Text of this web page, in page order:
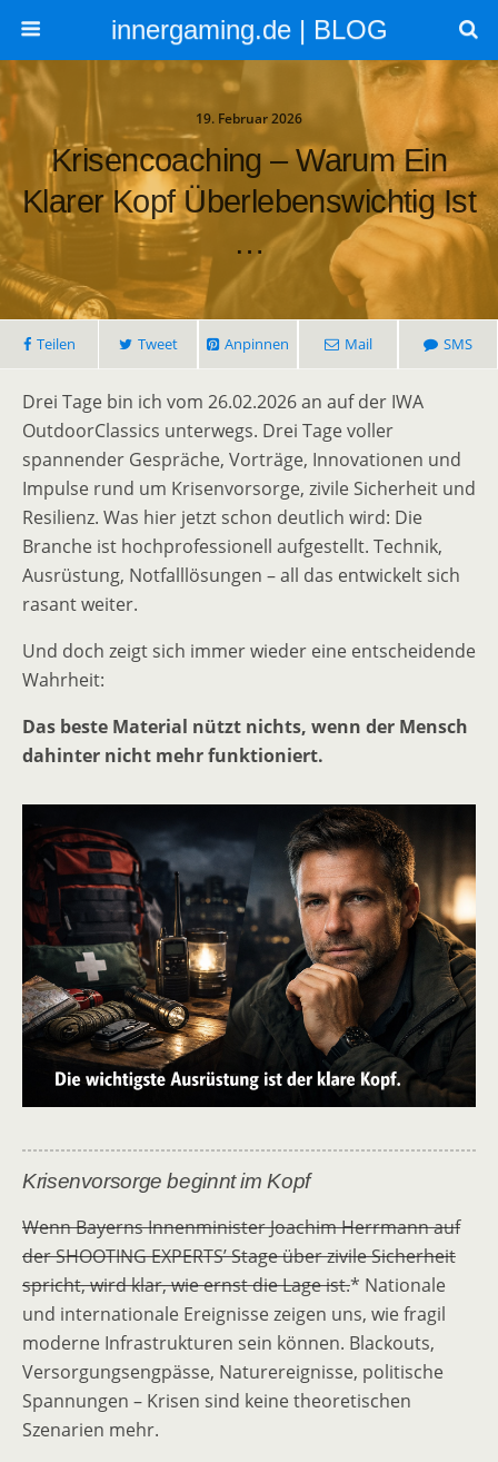
innergaming.de | BLOG
19. Februar 2026
Krisencoaching – Warum Ein
Klarer Kopf Überlebenswichtig Ist
…
Teilen Tweet Anpinnen Mail SMS
Drei Tage bin ich vom 26.02.2026 an auf der IWA
OutdoorClassics unterwegs. Drei Tage voller
spannender Gespräche, Vorträge, Innovationen und
Impulse rund um Krisenvorsorge, zivile Sicherheit und
Resilienz. Was hier jetzt schon deutlich wird: Die
Branche ist hochprofessionell aufgestellt. Technik,
Ausrüstung, Notfalllösungen – all das entwickelt sich
rasant weiter.
Und doch zeigt sich immer wieder eine entscheidende
Wahrheit:
Das beste Material nützt nichts, wenn der Mensch
dahinter nicht mehr funktioniert.
Krisenvorsorge beginnt im Kopf
Wenn Bayerns Innenminister Joachim Herrmann auf
der SHOOTING EXPERTS’ Stage über zivile Sicherheit
spricht, wird klar, wie ernst die Lage ist.* Nationale
und internationale Ereignisse zeigen uns, wie fragil
moderne Infrastrukturen sein können. Blackouts,
Versorgungsengpässe, Naturereignisse, politische
Spannungen – Krisen sind keine theoretischen
Szenarien mehr.